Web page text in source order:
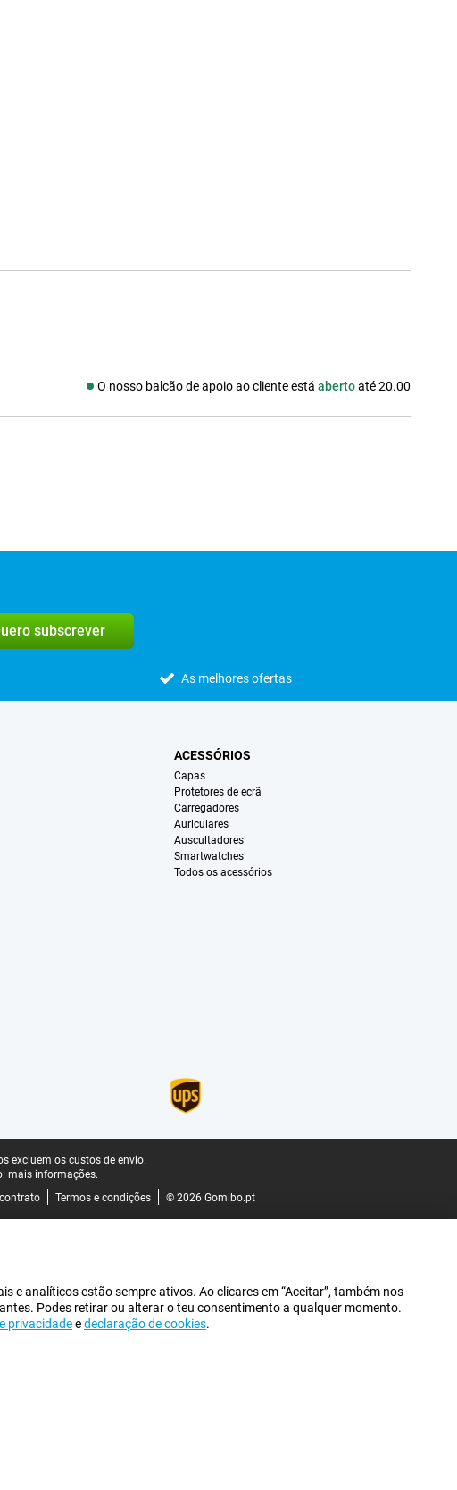
O nosso balcão de apoio ao cliente está abertoaté 20.00
Redes sociais
subscrever
As melhores ofertas
ACESSÓRIOS
Capas
Protetores de ecrã
Carregadores
Auriculares
Auscultadores
Smartwatches
Todos os acessórios
excluem os custos de envio.
mais informações.
Termos e condições © 2026 Gomibo.pt
e analíticos estão sempre ativos. Ao clicares em “Aceitar”, também nos
Podes retirar ou alterar o teu consentimento a qualquer momento.
privacidadeedeclaração de cookies.